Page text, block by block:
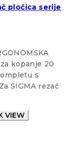
pločica serije
kopanje 20
s
SIGMA rezač
VIEW